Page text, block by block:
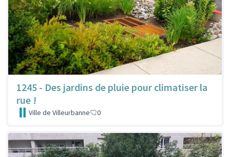
1245 - Des jardins de pluie pour climatiser la
rue !
Ville de Villeurbanne 0